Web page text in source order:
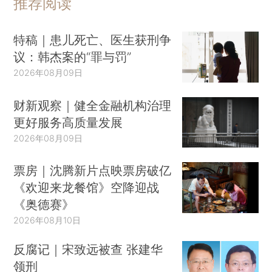
特稿｜患儿死亡、医生获刑争
议：韩杰案的“罪与罚”
2026年08月09日
财新观察｜健全金融机构治理
更好服务高质量发展
2026年08月09日
票房｜沈腾新片点映票房破亿
《欢迎来龙餐馆》空降迎战
《奥德赛》
2026年08月10日
反腐记｜宋致远被查 张建华
领刑